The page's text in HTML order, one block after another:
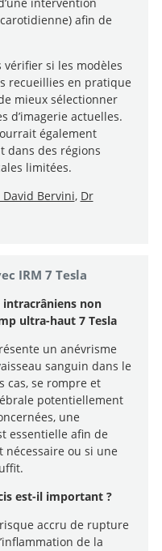
afin de
vérifier si les modèles
recueillies en pratique
mieux sélectionner
d’imagerie actuelles.
également
dans des régions
limitées.
Bervini, Dr
IRM 7 Tesla
intracrâniens non
ultra-haut 7 Tesla
un anévrisme
sanguin dans le
cas, se rompre et
potentiellement
une
essentielle afin de
ou si une
est-il important ?
accru de rupture
de la